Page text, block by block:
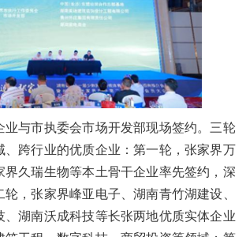
业与市执委会市场开发部现场签约。三轮
、跨行业的优质企业：第一轮，张家界万
界久瑞生物等本土骨干企业率先签约，深
，张家界峰亚电子、湖南青竹湖建设、
、湖南沃成科技等长张两地优质实体企业